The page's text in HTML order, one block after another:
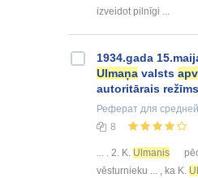
izveidot pilnīgi ...
1934.gada
Ulmaņa valsts
autoritārais režīms
Реферат для
8
... . 2. K. Ulmanis
vēsturnieku ... , ka K.